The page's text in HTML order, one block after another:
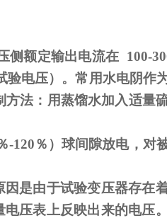
侧额定输出电流在 100-
验电压）。常用水电阴作
法：用蒸馏水加入适量
-120％）球间隙放电，对
是由于试验变压器存在
压表上反映出来的电压